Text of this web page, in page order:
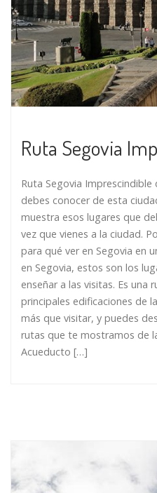
Ruta Segovia
Ruta Segovia
debes conocer de esta
muestra esos lugares que
vez que vienes a la ciudad.
para qué ver en Segovia en
en Segovia, estos son los
enseñar a las visitas. Es una
principales edificaciones de
más que visitar, y puedes
rutas que te mostramos de
Acueducto […]